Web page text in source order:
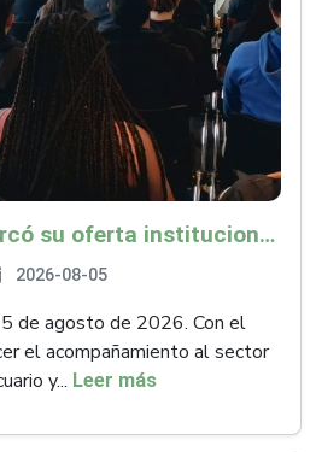
ICA Risaralda acercó su oferta institucional a productores y emprendedores en Expocamello
2026-08-05
5 de agosto de 2026. Con el
el acompañamiento al sector
y... Leer más